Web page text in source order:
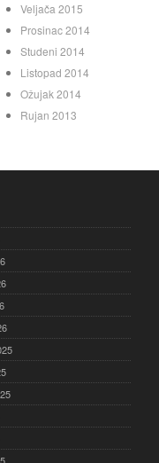
Veljača 2015
Prosinac 2014
Studeni 2014
Listopad 2014
Ožujak 2014
Rujan 2013